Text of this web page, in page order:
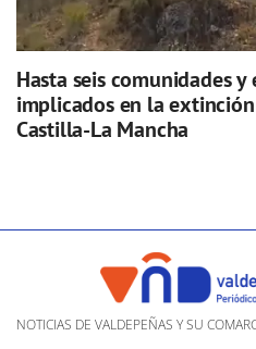
Hasta seis comunidades
implicados en la
Castilla-La Mancha
NOTICIAS DE VALDEPEÑAS Y SU